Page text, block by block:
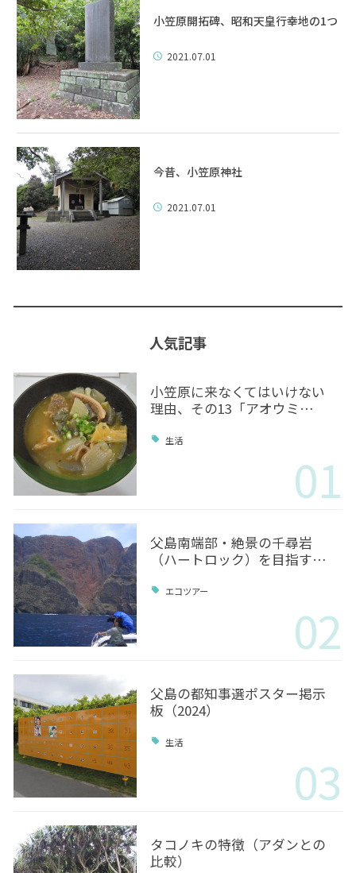
小笠原開拓碑、昭和天皇行幸地の1つ
2021.07.01
今昔、小笠原神社
2021.07.01
人気記事
小笠原に来なくてはいけない
理由、その13「アオウミ…
生活
01
父島南端部・絶景の千尋岩
（ハートロック）を目指す…
エコツアー
02
父島の都知事選ポスター掲示
板（2024）
生活
03
タコノキの特徴（アダンとの
比較）